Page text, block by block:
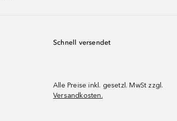
Schnell versendet
Alle Preise inkl. gesetzl. MwSt zzgl.
Versandkosten.